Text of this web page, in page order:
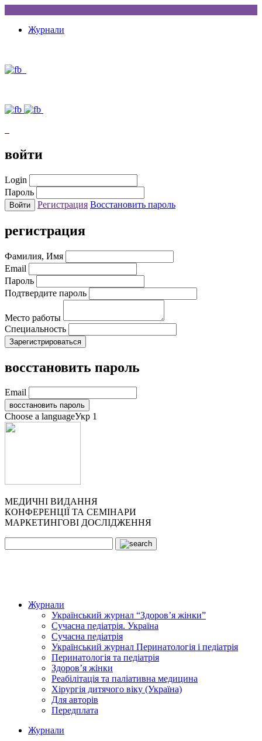
Журнали
войти
Login
Пароль
Регистрация Восстановить пароль
регистрация
Фамилия, Имя
Email
Пароль
Подтвердите пароль
Место работы
Специальность
восстановить пароль
Email
Choose a languageУкр 1
МЕДИЧНІ ВИДАННЯ
КОНФЕРЕНЦІЇ ТА СЕМІНАРИ
МАРКЕТИНГОВІ ДОСЛІДЖЕННЯ
Журнали
Український журнал “Здоров’я жінки”
Сучасна педіатрія. Україна
Сучасна педіатрія
Український журнал Перинатологія і педіатрія
Перинатологія та педіатрія
Здоров’я жінки
Реабілітація та паліативна медицина
Хірургія дитячого віку (Україна)
Для авторів
Передплата
Журнали